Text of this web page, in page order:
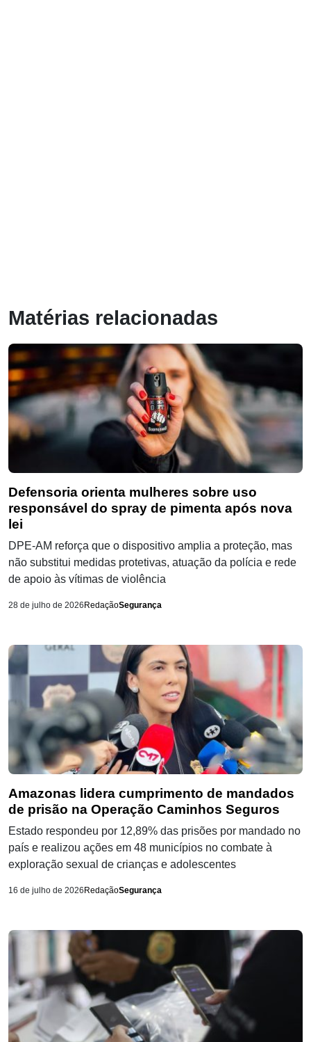
Matérias relacionadas
Defensoria orienta mulheres sobre uso
responsável do spray de pimenta após nova
lei
DPE-AM reforça que o dispositivo amplia a proteção, mas
não substitui medidas protetivas, atuação da polícia e rede
de apoio às vítimas de violência
28 de julho de 2026 RedaçãoSegurança
Amazonas lidera cumprimento de mandados
de prisão na Operação Caminhos Seguros
Estado respondeu por 12,89% das prisões por mandado no
país e realizou ações em 48 municípios no combate à
exploração sexual de crianças e adolescentes
16 de julho de 2026 RedaçãoSegurança